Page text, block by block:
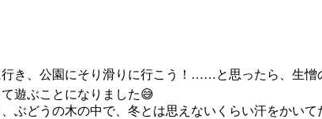
き、公園にそり滑りに行こう！……と思ったら、生憎
遊ぶことになりました😅
ぶどうの木の中で、冬とは思えないくらい汗をかいて